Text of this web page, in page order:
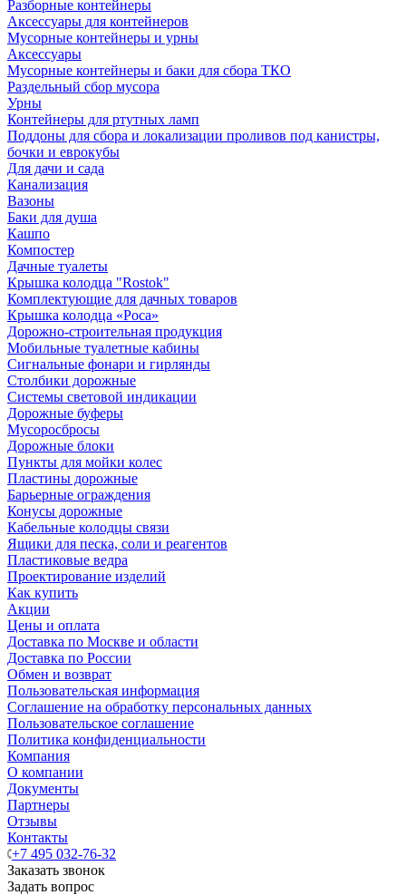
Разборные контейнеры
Аксессуары для контейнеров
Мусорные контейнеры и урны
Аксессуары
Мусорные контейнеры и баки для сбора ТКО
Раздельный сбор мусора
Урны
Контейнеры для ртутных ламп
Поддоны для сбора и локализации проливов под канистры,
бочки и еврокубы
Для дачи и сада
Канализация
Вазоны
Баки для душа
Кашпо
Компостер
Дачные туалеты
Крышка колодца "Rostok"
Комплектующие для дачных товаров
Крышка колодца «Роса»
Дорожно-строительная продукция
Мобильные туалетные кабины
Сигнальные фонари и гирлянды
Столбики дорожные
Системы световой индикации
Дорожные буферы
Мусоросбросы
Дорожные блоки
Пункты для мойки колес
Пластины дорожные
Барьерные ограждения
Конусы дорожные
Кабельные колодцы связи
Ящики для песка, соли и реагентов
Пластиковые ведра
Проектирование изделий
Как купить
Акции
Цены и оплата
Доставка по Москве и области
Доставка по России
Обмен и возврат
Пользовательская информация
Соглашение на обработку персональных данных
Пользовательское соглашение
Политика конфиденциальности
Компания
О компании
Документы
Партнеры
Отзывы
Контакты
+7 495 032-76-32
Заказать звонок
Задать вопрос